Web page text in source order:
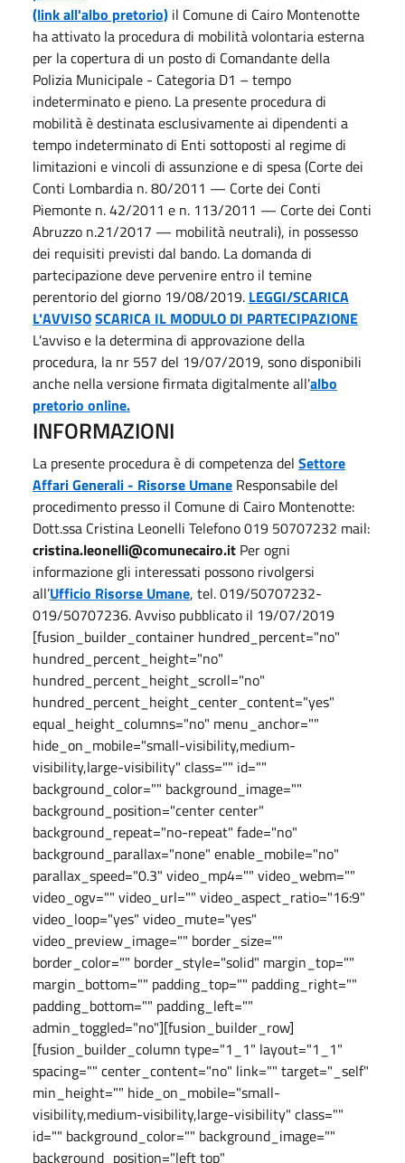
(link all'albo pretorio) il Comune di Cairo Montenotte
ha attivato la procedura di mobilità volontaria esterna
per la copertura di un posto di Comandante della
Polizia Municipale - Categoria D1 – tempo
indeterminato e pieno. La presente procedura di
mobilità è destinata esclusivamente ai dipendenti a
tempo indeterminato di Enti sottoposti al regime di
limitazioni e vincoli di assunzione e di spesa (Corte dei
Conti Lombardia n. 80/2011 — Corte dei Conti
Piemonte n. 42/2011 e n. 113/2011 — Corte dei Conti
Abruzzo n.21/2017 — mobilità neutrali), in possesso
dei requisiti previsti dal bando. La domanda di
partecipazione deve pervenire entro il temine
perentorio del giorno 19/08/2019. LEGGI/SCARICA
L'AVVISOSCARICA IL MODULO DI PARTECIPAZIONE
L'avviso e la determina di approvazione della
procedura, la nr 557 del 19/07/2019, sono disponibili
anche nella versione firmata digitalmente all'albo
pretorio online.
INFORMAZIONI
La presente procedura è di competenza del Settore
Affari Generali - Risorse Umane Responsabile del
procedimento presso il Comune di Cairo Montenotte:
Dott.ssa Cristina Leonelli Telefono 019 50707232 mail:
cristina.leonelli@comunecairo.it Per ogni
informazione gli interessati possono rivolgersi
all’Ufficio Risorse Umane, tel. 019/50707232-
019/50707236. Avviso pubblicato il 19/07/2019
[fusion_builder_container hundred_percent="no"
hundred_percent_height="no"
hundred_percent_height_scroll="no"
hundred_percent_height_center_content="yes"
equal_height_columns="no" menu_anchor=""
hide_on_mobile="small-visibility,medium-
visibility,large-visibility" class="" id=""
background_color="" background_image=""
background_position="center center"
background_repeat="no-repeat" fade="no"
background_parallax="none" enable_mobile="no"
parallax_speed="0.3" video_mp4="" video_webm=""
video_ogv="" video_url="" video_aspect_ratio="16:9"
video_loop="yes" video_mute="yes"
video_preview_image="" border_size=""
border_color="" border_style="solid" margin_top=""
margin_bottom="" padding_top="" padding_right=""
padding_bottom="" padding_left=""
admin_toggled="no"][fusion_builder_row]
[fusion_builder_column type="1_1" layout="1_1"
spacing="" center_content="no" link="" target="_self"
min_height="" hide_on_mobile="small-
visibility,medium-visibility,large-visibility" class=""
id="" background_color="" background_image=""
background_position="left top"